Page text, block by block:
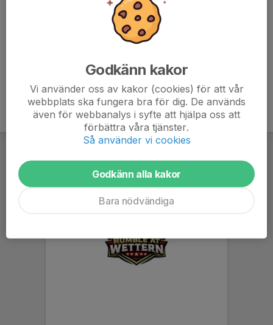
Godkänn kakor
Vi använder oss av kakor (cookies) för att vår
webbplats ska fungera bra för dig. De används
även för webbanalys i syfte att hjälpa oss att
förbättra våra tjänster.
Så använder vi cookies
Godkänn alla kakor
Bara nödvändiga